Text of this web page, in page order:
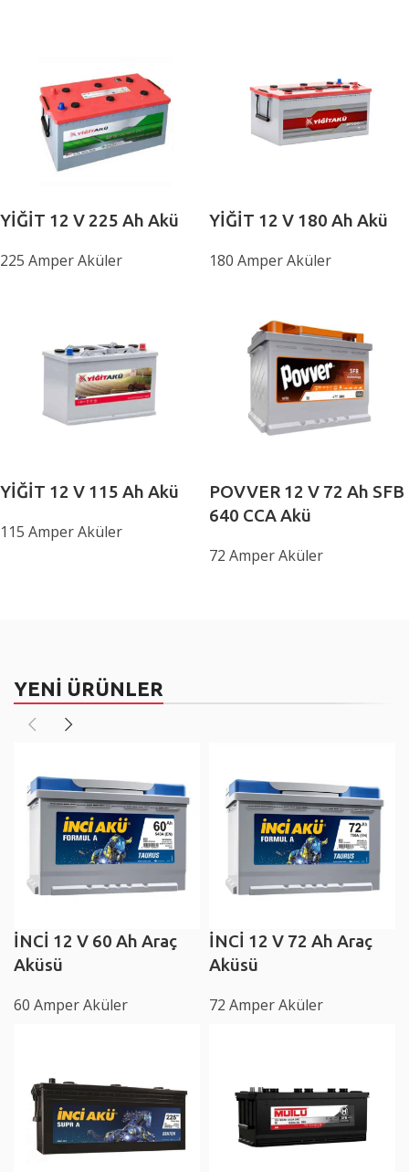
YİĞİT 12 V 225 Ah Akü
225 Amper Aküler
YİĞİT 12 V 180 Ah Akü
180 Amper Aküler
YİĞİT 12 V 115 Ah Akü
115 Amper Aküler
POVVER 12 V 72 Ah SFB
640 CCA Akü
72 Amper Aküler
YENİ ÜRÜNLER
İNCİ 12 V 60 Ah Araç
Aküsü
60 Amper Aküler
İNCİ 12 V 72 Ah Araç
Aküsü
72 Amper Aküler